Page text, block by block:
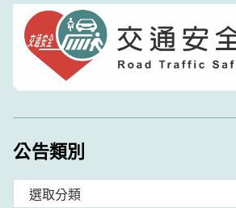
公告類別